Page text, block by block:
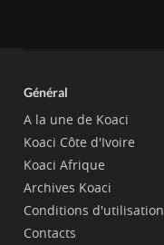
Général
A la une de Koaci
Koaci Côte d'Ivoire
Koaci Afrique
Archives Koaci
Conditions d'utilisation
Contacts